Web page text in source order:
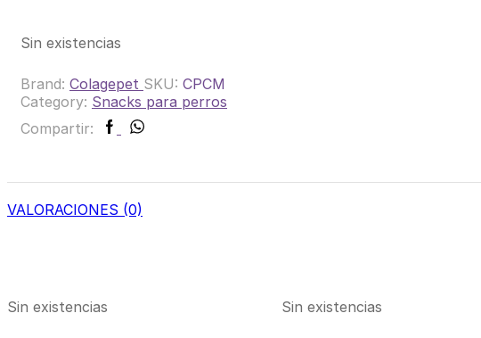
Sin existencias
Brand: Colagepet SKU: CPCM
Category: Snacks para perros
Compartir:
Facebook
Whatsapp
VALORACIONES (0)
Sin existencias Sin existencias